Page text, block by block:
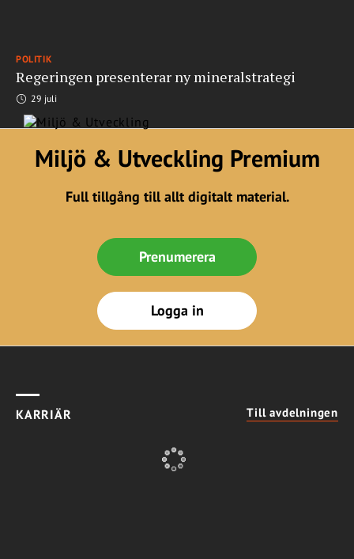
POLITIK
Regeringen presenterar ny mineralstrategi
29 juli
Miljö & Utveckling Premium
Full tillgång till allt digitalt material.
Prenumerera
Logga in
KARRIÄR Till avdelningen